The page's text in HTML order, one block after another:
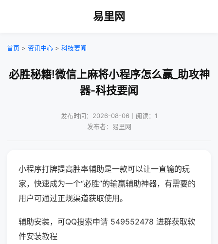
易里网
首页 > 资讯中心 > 科技要闻
必胜秘籍!微信上麻将小程序怎么赢_助攻神
器-科技要闻
发布时间：2026-08-06｜阅读：1
发布者：易里网
小程序打牌提高胜率辅助是一款可以让一直输的玩
家，快速成为一个“必胜”的输赢辅助神器，有需要的
用户可通过正规渠道获取使用。
辅助安装，可QQ搜索申请 549552478 进群获取软
件安装教程